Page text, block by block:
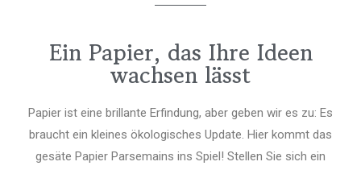
Ein Papier, das Ihre Ideen
wachsen lässt
Papier ist eine brillante Erfindung, aber geben wir es zu: Es
braucht ein kleines ökologisches Update. Hier kommt das
gesäte Papier Parsemains ins Spiel! Stellen Sie sich ein